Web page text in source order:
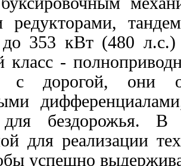
редукторами,
до 353 кВт (480
класс -
с дорогой, они
бездорожья. В
для реализации
успешно